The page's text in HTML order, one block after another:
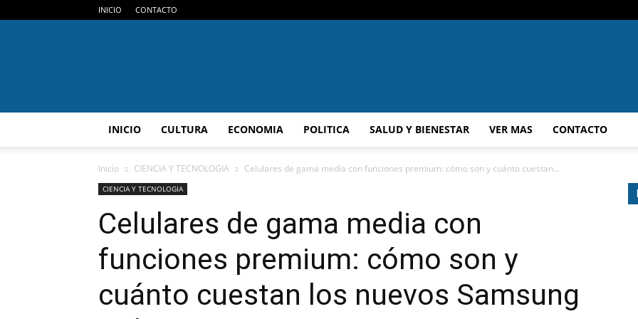
INICIO CONTACTO
A.F.N
INICIO CULTURA ECONOMIA POLITICA SALUD Y BIENESTAR VER MAS CONTACTO
Inicio CIENCIA Y TECNOLOGIA Celulares de gama media con funciones premium: cómo son y cuánto cuestan...
CIENCIA Y TECNOLOGIA
Celulares de gama media con
funciones premium: cómo son y
cuánto cuestan los nuevos Samsung